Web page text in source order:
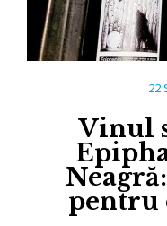
22
Vinul
pentru